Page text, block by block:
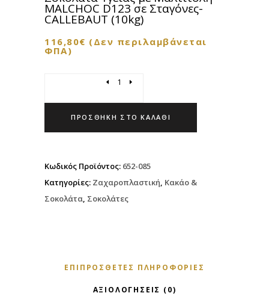
MALCHOC D123 σε Σταγόνες-
CALLEBAUT (10kg)
116,80€ (Δεν περιλαμβάνεται
ΦΠΑ)
ΠΡΟΣΘΉΚΗ ΣΤΟ ΚΑΛΆΘΙ
Κωδικός Προϊόντος: 652-085
Κατηγορίες: Ζαχαροπλαστική, Κακάο &
Σοκολάτα, Σοκολάτες
ΕΠΙΠΡΌΣΘΕΤΕΣ ΠΛΗΡΟΦΟΡΊΕΣ
ΑΞΙΟΛΟΓΉΣΕΙΣ (0)